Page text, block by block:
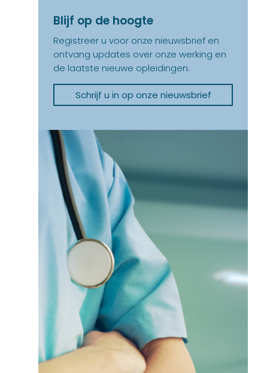
Blijf op de hoogte
Registreer u voor onze nieuwsbrief en
ontvang updates over onze werking en
de laatste nieuwe opleidingen.
Schrijf u in op onze nieuwsbrief